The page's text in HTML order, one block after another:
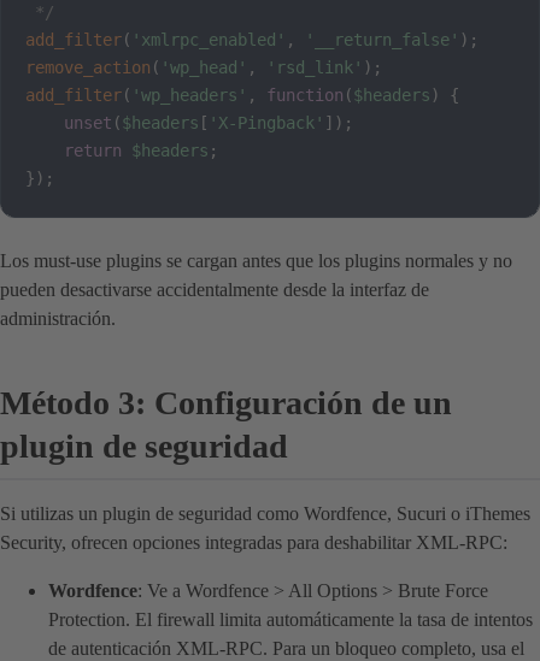
*/
add_filter( 'xmlrpc_enabled' , '__return_false' ) ;
remove_action ( 'wp_head' , 'rsd_link' ) ;
add_filter( 'wp_headers' , function ($headers )
{
unset ($headers [ 'X-Pingback' ] ) ;
return
$headers ;
} ) ;
Los must-use plugins se cargan antes que los plugins normales y no
pueden desactivarse accidentalmente desde la interfaz de
administración.
Método 3: Configuración de un
plugin de seguridad
Si utilizas un plugin de seguridad como Wordfence, Sucuri o iThemes
Security, ofrecen opciones integradas para deshabilitar XML-RPC:
Wordfence: Ve a Wordfence > All Options > Brute Force
Protection. El firewall limita automáticamente la tasa de intentos
de autenticación XML-RPC. Para un bloqueo completo, usa el